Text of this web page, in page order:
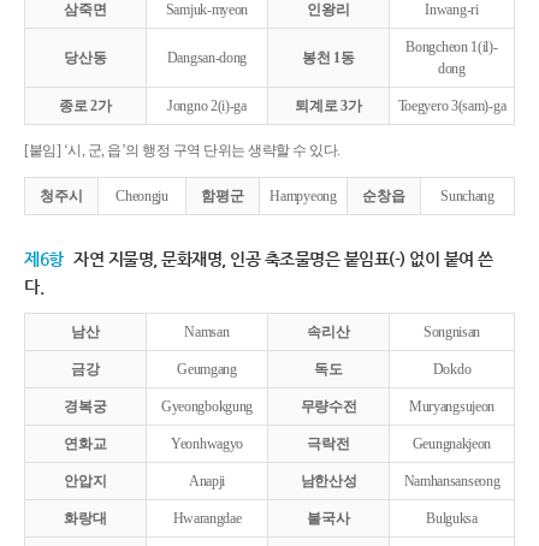
삼죽면 Samjuk-myeon 인왕리 Inwang-ri
당산동 Dangsan-dong 봉천 1동
Bongcheon 1(il)-
dong
종로 2가 Jongno 2(i)-ga 퇴계로 3가 Toegyero 3(sam)-ga
[붙임] ‘시, 군, 읍’의 행정 구역 단위는 생략할 수 있다.
청주시 Cheongju 함평군 Hampyeong 순창읍 Sunchang
제6항 자연 지물명, 문화재명, 인공 축조물명은 붙임표(-) 없이 붙여 쓴
다.
남산 Namsan 속리산 Songnisan
금강 Geumgang 독도 Dokdo
경복궁 Gyeongbokgung 무량수전 Muryangsujeon
연화교 Yeonhwagyo 극락전 Geungnakjeon
안압지 Anapji 남한산성 Namhansanseong
화랑대 Hwarangdae 불국사 Bulguksa